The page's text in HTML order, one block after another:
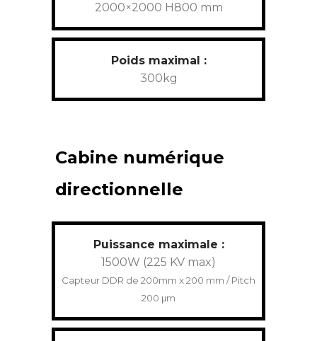
2000×2000 H800 mm
Poids maximal :
300kg
Cabine numérique
directionnelle
Puissance maximale :
1500W (225 KV max)
Capteur DDR de 200mm x 200 mm / Pitch
200 μm